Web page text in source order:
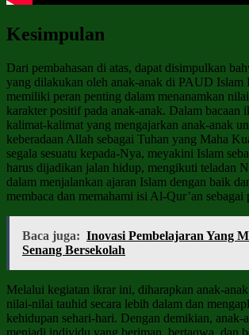
Kesimpulan
Dari pembahasan di atas, dapat disimpulkan
yang dilakukan oleh anak-anak di PAUD Islam
memiliki peran penting dalam menanamkan
karakter positif pada anak-anak. Dalam bacaan
kalimat-kalimat yang mengajarkan anak-anak
keberadaan Allah sebagai Tuhan yang Maha
segala sesuatu kepada-Nya, meyakini Islam
harus dijadikan jalan hidup, mengikuti teladan
dalam menjalankan ajaran Islam dengan baik
membaca dan memahami isi Al-Qur’an sebagai
Baca juga: Inovasi Pembelajaran Yang
Senang Bersekolah
Melalui kegiatan ikrar ini, diharapkan anak-
nilai-nilai tauhid secara lebih dalam dan
kehidupan sehari-hari. Dengan demikian, anak-
menjadi individu yang beriman, bertaqwa, dan